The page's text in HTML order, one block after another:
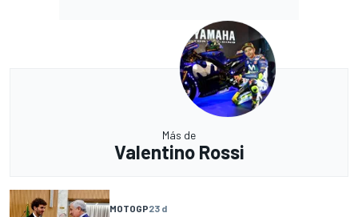
Más de
Valentino Rossi
MOTOGP23 d